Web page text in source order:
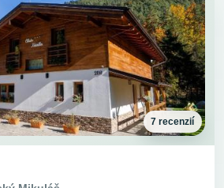
7 recenzií